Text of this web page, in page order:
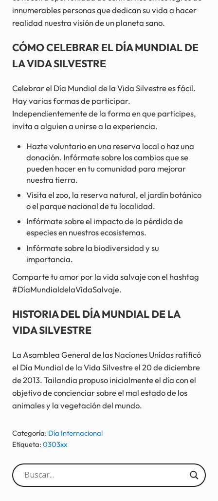
innumerables personas que dedican su vida a hacer
realidad nuestra visión de un planeta sano.
CÓMO CELEBRAR EL DÍA MUNDIAL DE
LA VIDA SILVESTRE
Celebrar el Día Mundial de la Vida Silvestre es fácil.
Hay varias formas de participar.
Independientemente de la forma en que participes,
invita a alguien a unirse a la experiencia.
Hazte voluntario en una reserva local o haz una
donación. Infórmate sobre los cambios que se
pueden hacer en tu comunidad para mejorar
nuestra tierra.
Visita el zoo, la reserva natural, el jardín botánico
o el parque nacional de tu localidad.
Infórmate sobre el impacto de la pérdida de
especies en nuestros ecosistemas.
Infórmate sobre la biodiversidad y su
importancia.
Comparte tu amor por la vida salvaje con el hashtag
#DíaMundialdelaVidaSalvaje.
HISTORIA DEL DÍA MUNDIAL DE LA
VIDA SILVESTRE
La Asamblea General de las Naciones Unidas ratificó
el Día Mundial de la Vida Silvestre el 20 de diciembre
de 2013. Tailandia propuso inicialmente el día con el
objetivo de concienciar sobre el mal estado de los
animales y la vegetación del mundo.
Categoría: Día Internacional
Etiqueta: 0303xx
Sidebar